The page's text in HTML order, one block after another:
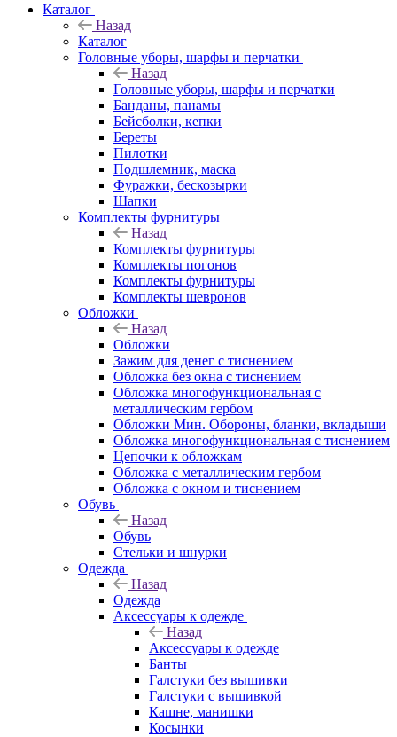
Каталог
Назад
Каталог
Головные уборы, шарфы и перчатки
Назад
Головные уборы, шарфы и перчатки
Банданы, панамы
Бейсболки, кепки
Береты
Пилотки
Подшлемник, маска
Фуражки, бескозырки
Шапки
Комплекты фурнитуры
Назад
Комплекты фурнитуры
Комплекты погонов
Комплекты фурнитуры
Комплекты шевронов
Обложки
Назад
Обложки
Зажим для денег с тиснением
Обложка без окна с тиснением
Обложка многофункциональная с
металлическим гербом
Обложки Мин. Обороны, бланки, вкладыши
Обложка многофункциональная с тиснением
Цепочки к обложкам
Обложка с металлическим гербом
Обложка с окном и тиснением
Обувь
Назад
Обувь
Стельки и шнурки
Одежда
Назад
Одежда
Аксессуары к одежде
Назад
Аксессуары к одежде
Банты
Галстуки без вышивки
Галстуки с вышивкой
Кашне, манишки
Косынки